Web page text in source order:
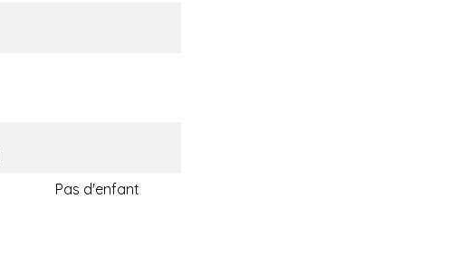
Pas d'enfant